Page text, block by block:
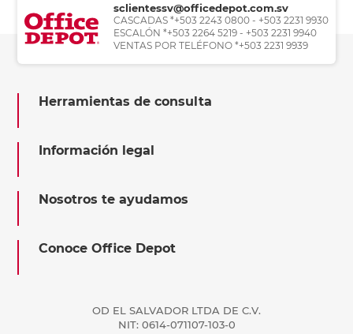
sclientessv@officedepot.com.sv
CASCADAS *+503 2243 0800 - +503 2231 9930
ESCALÓN *+503 2264 5219 - +503 2231 9940
VENTAS POR TELÉFONO *+503 2231 9939
Herramientas de consulta
Información legal
Nosotros te ayudamos
Conoce Office Depot
OD EL SALVADOR LTDA DE C.V.
NIT: 0614-071107-103-0